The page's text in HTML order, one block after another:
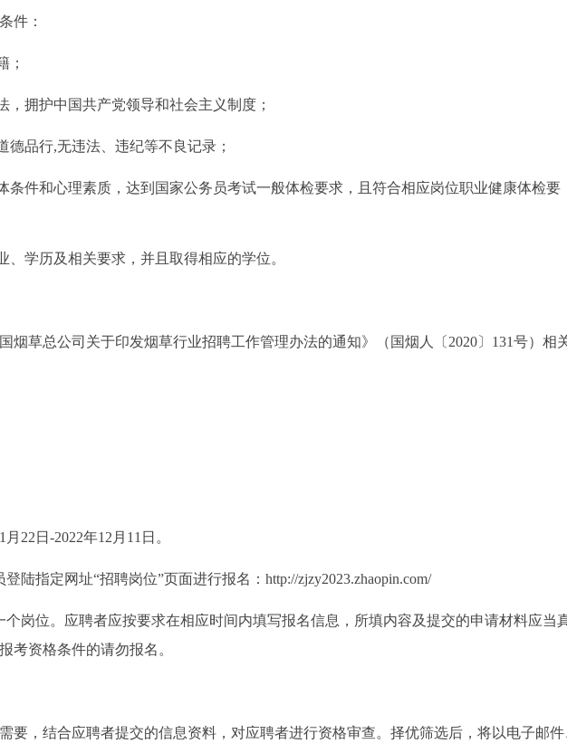
件：
；
，拥护中国共产党领导和社会主义制度；
德品行,无违法、违纪等不良记录；
条件和心理素质，达到国家公务员考试一般体检要求，且符合相应岗位职业健康体检要
、学历及相关要求，并且取得相应的学位。
烟草总公司关于印发烟草行业招聘工作管理办法的通知》（国烟人〔2020〕131号）相
22日-2022年12月11日。
登陆指定网址“招聘岗位”页面进行报名：http://zjzy2023.zhaopin.com/
个岗位。应聘者应按要求在相应时间内填写报名信息，所填内容及提交的申请材料应当
考资格条件的请勿报名。
要，结合应聘者提交的信息资料，对应聘者进行资格审查。择优筛选后，将以电子邮件